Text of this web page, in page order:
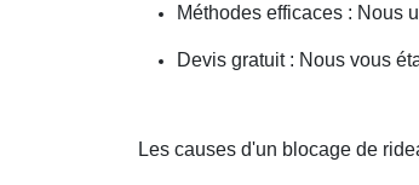
Méthodes efficaces : Nous
Devis gratuit : Nous vous
Les causes d'un blocage de